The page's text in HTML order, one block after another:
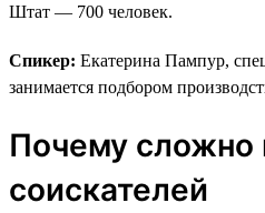
Штат — 700 человек.
Спикер: Екатерина Пампур,
занимается подбором
Почему сложно
соискателей